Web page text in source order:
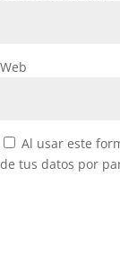
Web
Al usar este
de tus datos por